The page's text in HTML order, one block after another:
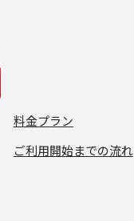
料金プラン
ご利用開始までの流れ